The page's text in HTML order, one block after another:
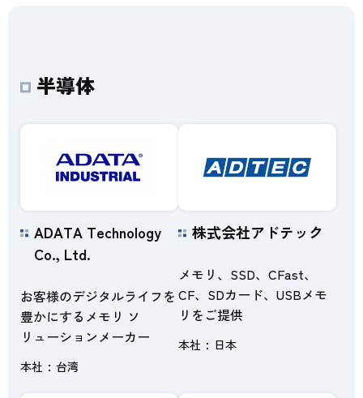
半導体
ADATA Technology
Co., Ltd.
本社 台湾
お客様のデジタルライフを
豊かにするメモリ ソ
リューションメーカー
株式会社アドテック
本社 日本
メモリ、SSD、CFast、
CF、SDカード、USBメモ
リをご提供